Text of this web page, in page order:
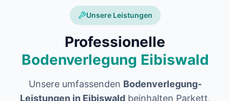
Unsere Leistungen
Professionelle
Bodenverlegung Eibiswald
Unsere umfassenden Bodenverlegung-
Leistungen in Eibiswaldbeinhalten Parkett,